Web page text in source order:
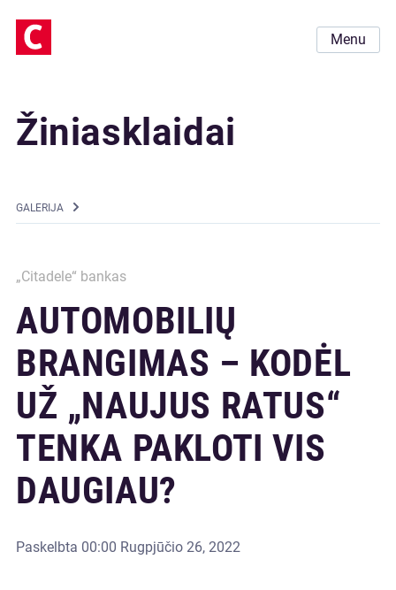
Menu
Žiniasklaidai
GALERIJA
„Citadele“ bankas
AUTOMOBILIŲ
BRANGIMAS – KODĖL
UŽ „NAUJUS RATUS“
TENKA PAKLOTI VIS
DAUGIAU?
Paskelbta 00:00 Rugpjūčio 26, 2022